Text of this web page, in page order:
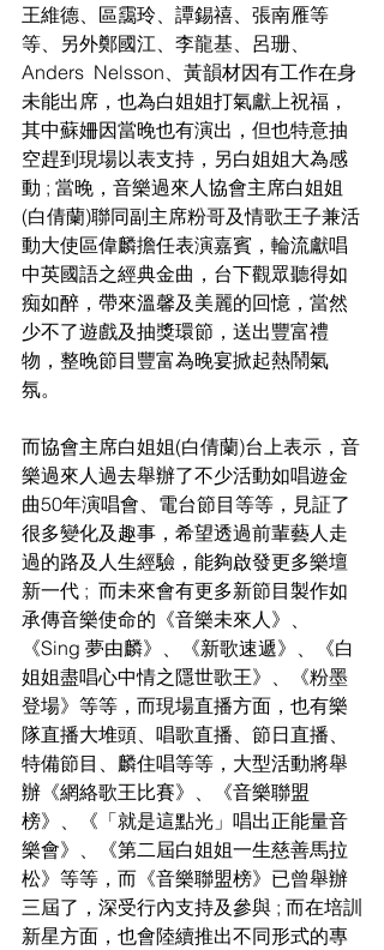
王維德、區靄玲、譚錫禧、張南雁等
等、另外鄭國江、李龍基、呂珊、
Anders  Nelsson、黃韻材因有工作在身
未能出席，也為白姐姐打氣獻上祝福，
其中蘇姍因當晚也有演出，但也特意抽
空趕到現場以表支持，另白姐姐大為感
動 ; 當晚，音樂過來人協會主席白姐姐
(白倩蘭)聯同副主席粉哥及情歌王子兼活
動大使區偉麟擔任表演嘉賓，輪流獻唱
中英國語之經典金曲，台下觀眾聽得如
痴如醉，帶來溫馨及美麗的回憶，當然
少不了遊戲及抽獎環節，送出豐富禮
物，整晚節目豐富為晚宴掀起熱鬧氣
氛。
而協會主席白姐姐(白倩蘭)台上表示，音
樂過來人過去舉辦了不少活動如唱遊金
曲50年演唱會、電台節目等等，見証了
很多變化及趣事，希望透過前輩藝人走
過的路及人生經驗，能夠啟發更多樂壇
新一代 ;  而未來會有更多新節目製作如
承傳音樂使命的《音樂未來人》、
《Sing 夢由麟》、《新歌速遞》、《白
姐姐盡唱心中情之隱世歌王》、《粉墨
登場》等等，而現場直播方面，也有樂
隊直播大堆頭、唱歌直播、節日直播、
特備節目、麟住唱等等，大型活動將舉
辦《網絡歌王比賽》、《音樂聯盟
榜》、《「就是這點光」唱出正能量音
樂會》、《第二屆白姐姐一生慈善馬拉
松》等等，而《音樂聯盟榜》已曾舉辦
三屆了，深受行內支持及參與 ; 而在培訓
新星方面，也會陸續推出不同形式的專